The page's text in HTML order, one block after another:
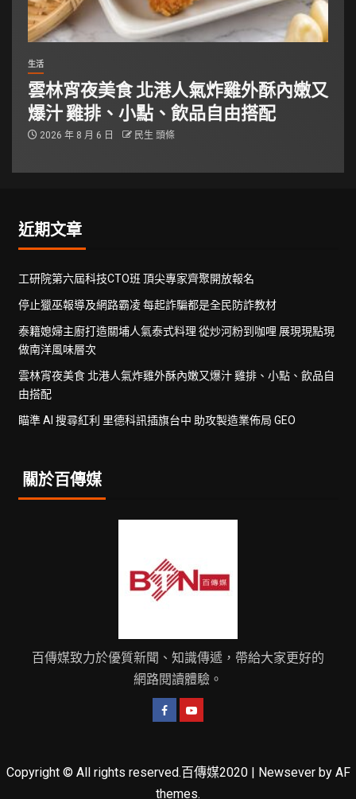
生活
雲林宵夜美食 北港人氣炸雞外酥內嫩又
爆汁 雞排、小點、飲品自由搭配
2026 年 8 月 6 日 民生 頭條
近期文章
工研院第六屆科技CTO班 頂尖專家齊聚開放報名
停止獵巫報導及網路霸凌 每起詐騙都是全民防詐教材
泰籍媳婦主廚打造關埔人氣泰式料理 從炒河粉到咖哩 展現現點現
做南洋風味層次
雲林宵夜美食 北港人氣炸雞外酥內嫩又爆汁 雞排、小點、飲品自
由搭配
瞄準 AI 搜尋紅利 里德科訊插旗台中 助攻製造業佈局 GEO
關於百傳媒
百傳媒致力於優質新聞、知識傳遞，帶給大家更好的
網路閱讀體驗。
Copyright © All rights reserved.百傳媒2020 | Newseverby AF
themes.